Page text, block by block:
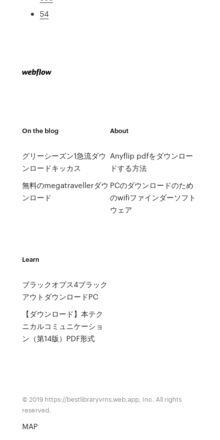
54
On the blog
グリーシーズン1急流ダウ
ンロードキッカス
無料のmegatravellerダウ
ンロード
About
Anyflip pdfをダウンロー
ドする方法
PCのダウンロードのため
のwifiファインダーソフト
ウェア
Learn
ブラックオプス4ブラック
アウトダウンロードPC
【ダウンロード】本テク
ニカルコミュニケーショ
ン（第14版）PDF形式
© 2019 https://bestlibraryvrns.web.app, Inc. All rights
reserved.
MAP